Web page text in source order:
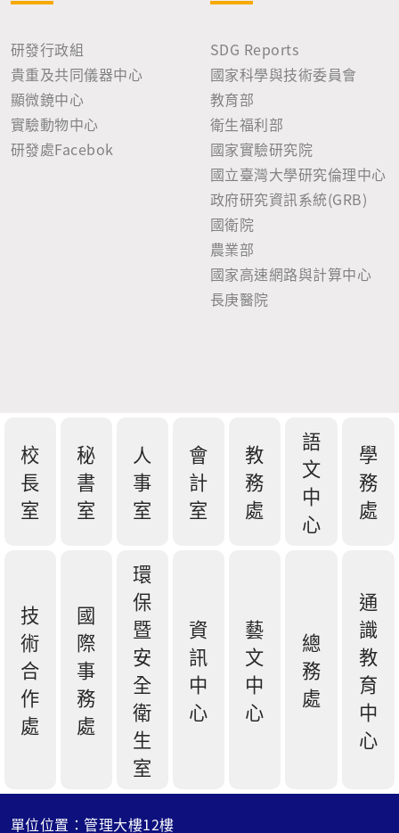
研發行政組
貴重及共同儀器中心
顯微鏡中心
實驗動物中心
研發處Facebok
SDG Reports
國家科學與技術委員會
教育部
衛生福利部
國家實驗研究院
國立臺灣大學研究倫理中心
政府研究資訊系統(GRB)
國衛院
農業部
國家高速網路與計算中心
長庚醫院
校
長
室
秘
書
室
人
事
室
會
計
室
教
務
處
語
文
中
心
學
務
處
技
術
合
作
處
國
際
事
務
處
環
保
暨
安
全
衛
生
室
資
訊
中
心
藝
文
中
心
總
務
處
通
識
教
育
中
心
單位位置：管理大樓12樓